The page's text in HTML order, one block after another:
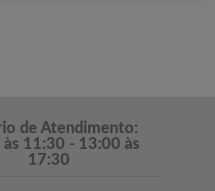
de Atendimento:
11:30 - 13:00 às
17:30